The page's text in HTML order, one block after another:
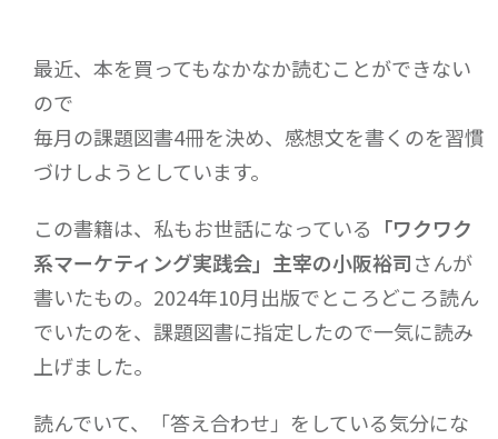
最近、本を買ってもなかなか読むことができない
ので
毎月の課題図書4冊を決め、感想文を書くのを習慣
づけしようとしています。
この書籍は、私もお世話になっている 「ワクワク
系マーケティング実践会」主宰の小阪裕司さんが
書いたもの。2024年10月出版でところどころ読ん
でいたのを、課題図書に指定したので一気に読み
上げました。
読んでいて、「答え合わせ」をしている気分にな